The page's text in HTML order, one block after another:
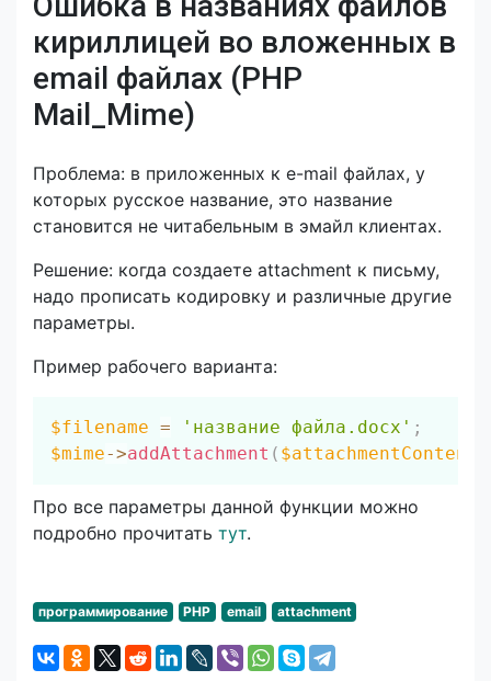
кириллицей во вложенных в
email файлах (PHP
Mail_Mime)
Проблема: в приложенных к e-mail файлах, у
которых русское название, это название
становится не читабельным в эмайл клиентах.
Решение: когда создаете attachment к письму,
надо прописать кодировку и различные другие
параметры.
Пример рабочего варианта:
$filename = 'название файла.docx' ;
$mime->addAttachment ( $attachmentContent
Скопировать
Про все параметры данной функции можно
подробно прочитать тут.
программирование PHP email attachment